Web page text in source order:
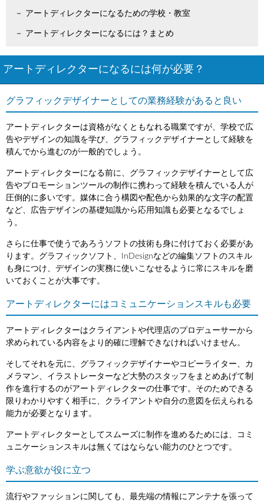
アートディレクターになるための学校・教室
アートディレクターになるには？まとめ
アートディレクターになるには何が必要？
グラフィックデザイナーとしての業務経験があると良い
アートディレクターは資格がなくともなれる職業ですが、学校で広
告やデザインの知識を学び、グラフィックデザイナーとして経験を
積んでから進むのが一般的でしょう。
アートディレクターになる前に、グラフィックデザイナーとして広
告やプロモーションツールの制作に携わって経験を積んでいる人が
圧倒的に多いです。媒体に合う構図や配色から効果的な文字の配置
など、広告デザインの基礎知識から応用知識も必要となるでしょ
う。
さらに仕事で使うであろうソフトの技術も身に付けておく必要があ
ります。グラフィックソフト、InDesignなどの編集ソフトのスキル
も身につけ、デザインの実務に使いこなせるように常にスキルを磨
いておくことが大事です。
アートディレクターにはコミュニケーションスキルも必要
アートディレクターはクライアントや代理店のプロデューサーから
求められている内容をより的確に理解できなければいけません。
そしてそれを元に、グラフィックデザイナーやコピーライター、カ
メラマン、イラストレーターなど大勢のスタッフをまとめあげて制
作を進行するのがアートディレクターの仕事です。そのためできる
限りわかりやすく相手に、クライアントや自分の意図を伝えられる
能力が必要となります。
アートディレクターとしてスムーズに制作を進めるためには、コミ
ュニケーションスキルは無くてはならない能力のひとつです。
学ぶ意欲が役に立つ
流行やファッションに関しても、最先端の情報にアンテナを張って